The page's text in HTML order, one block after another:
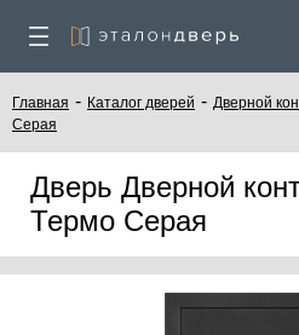
Главная - Каталог дверей - Дверной
Серая
Дверь Дверной
Термо Серая